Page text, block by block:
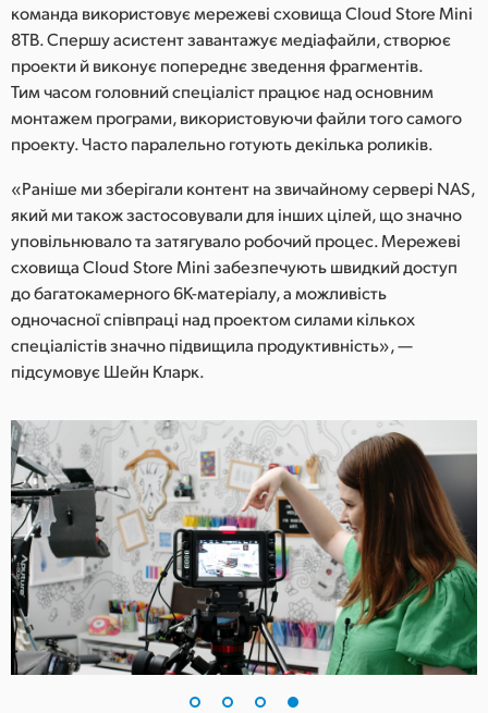
команда використовує мережеві сховища Cloud Store Mini
8TB. Спершу асистент завантажує медіафайли, створює
проекти й виконує попереднє зведення фрагментів.
Тим часом головний спеціаліст працює над основним
монтажем програми, використовуючи файли того самого
проекту. Часто паралельно готують декілька роликів.
«Раніше ми зберігали контент на звичайному сервері NAS,
який ми також застосовували для інших цілей, що значно
уповільнювало та затягувало робочий процес. Мережеві
сховища Cloud Store Mini забезпечують швидкий доступ
до багатокамерного 6K-матеріалу, а можливість
одночасної співпраці над проектом силами кількох
спеціалістів значно підвищила продуктивність», —
підсумовує Шейн Кларк.